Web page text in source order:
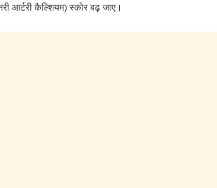
आर्टरी कैल्शियम) स्कोर बढ़ जाए।